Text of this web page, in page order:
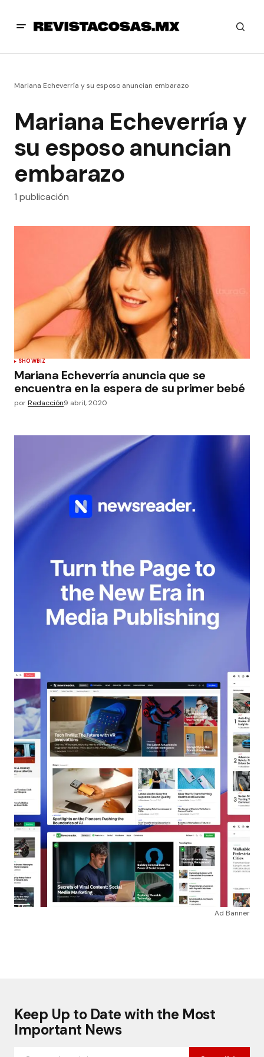
Mariana Echeverría y su esposo anuncian embarazo
Mariana Echeverría y
su esposo anuncian
embarazo
1 publicación
SHOWBIZ
Mariana Echeverría anuncia que se
encuentra en la espera de su primer bebé
porRedacción9 abril, 2020
Ad Banner
Keep Up to Date with the Most
Important News